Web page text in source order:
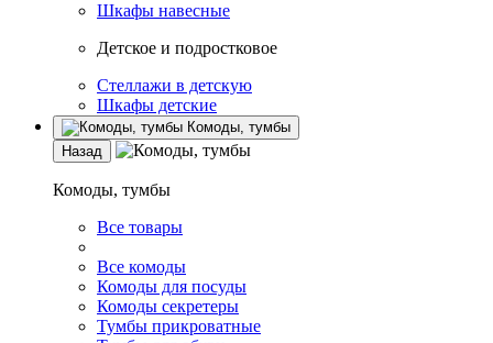
Шкафы навесные
Детское и подростковое
Стеллажи в детскую
Шкафы детские
Комоды, тумбы
Назад
Комоды, тумбы
Все товары
Все комоды
Комоды для посуды
Комоды секретеры
Тумбы прикроватные